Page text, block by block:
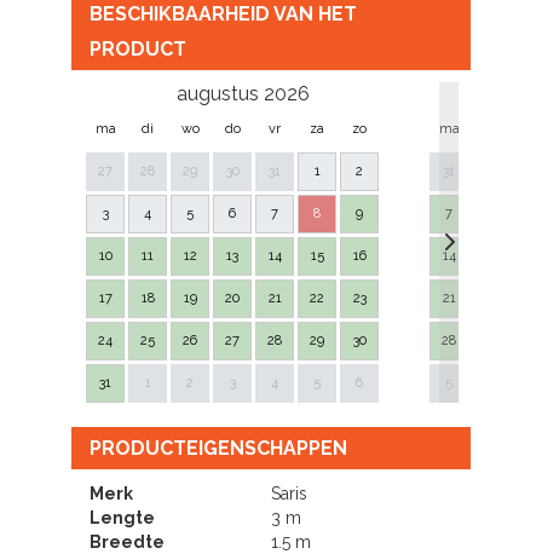
BESCHIKBAARHEID VAN HET
PRODUCT
augustus 2026
ma di wo do vr za zo
27 28 29 30 31 1 2
3 4 5 6 7 8 9
10 11 12 13 14 15 16
17 18 19 20 21 22 23
24 25 26 27 28 29 30
31 1 2 3 4 5 6
ma
31
7
14
21
28
5
Next
PRODUCTEIGENSCHAPPEN
Merk
Saris
Lengte
3 m
Breedte
1.5 m